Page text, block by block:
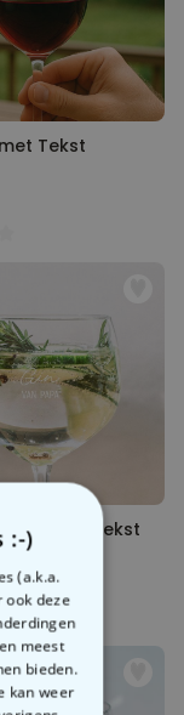
Tekst
Glas met Tekst
:-)
(a.k.a.
ook deze
meest
bieden.
kan weer